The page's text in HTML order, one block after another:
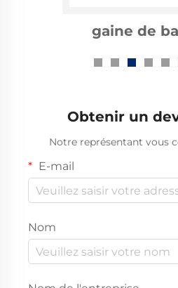
10kv
Obtenir un
Notre représentant vous
E-mail
Nom